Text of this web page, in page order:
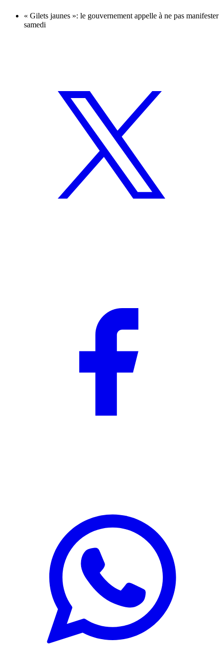
« Gilets jaunes »: le gouvernement appelle à ne pas manifester
samedi